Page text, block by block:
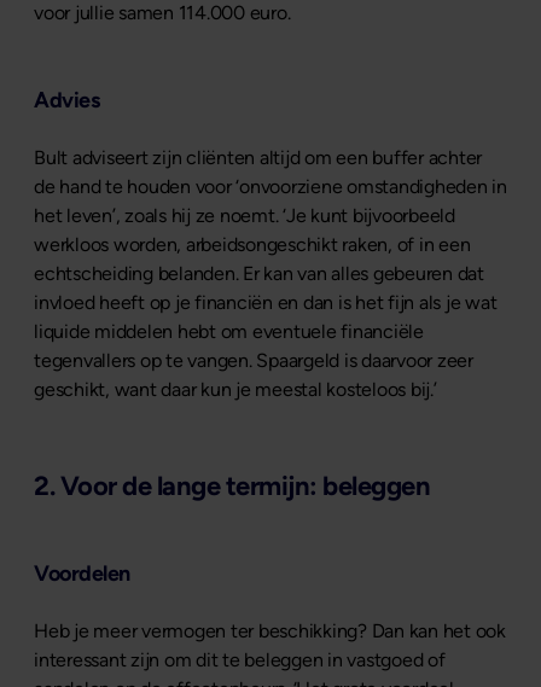
voor jullie samen 114.000 euro.
Advies
Bult adviseert zijn cliënten altijd om een buffer achter
de hand te houden voor ‘onvoorziene omstandigheden in
het leven’, zoals hij ze noemt. ‘Je kunt bijvoorbeeld
werkloos worden, arbeidsongeschikt raken, of in een
echtscheiding belanden. Er kan van alles gebeuren dat
invloed heeft op je financiën en dan is het fijn als je wat
liquide middelen hebt om eventuele financiële
tegenvallers op te vangen. Spaargeld is daarvoor zeer
geschikt, want daar kun je meestal kosteloos bij.’
2. Voor de lange termijn: beleggen
Voordelen
Heb je meer vermogen ter beschikking? Dan kan het ook
interessant zijn om dit te beleggen in vastgoed of